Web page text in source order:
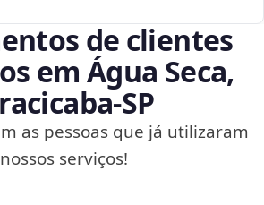
de clientes
em Água Seca,
as pessoas que já utilizaram
nossos serviços!